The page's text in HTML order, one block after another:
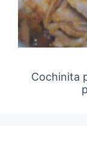
Cochinita